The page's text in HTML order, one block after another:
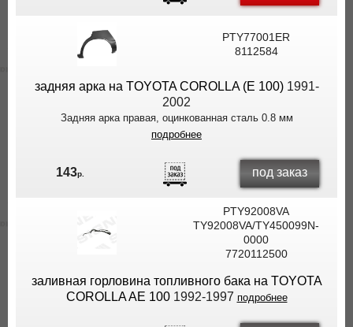
PTY77001ER
8112584
задняя арка на TOYOTA COROLLA (E 100)1991-
2002
Задняя арка правая, оцинкованная сталь 0.8 мм
подробнее
143р. под заказ
PTY92008VA
TY92008VA/TY450099N-
0000
7720112500
заливная горловина топливного бака на TOYOTA
COROLLA AE 1001992-1997 подробнее